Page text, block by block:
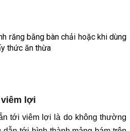
răng bằng bàn chải hoặc khi dùng
thức ăn thừa
lợi
tới viêm lợi là do không thường